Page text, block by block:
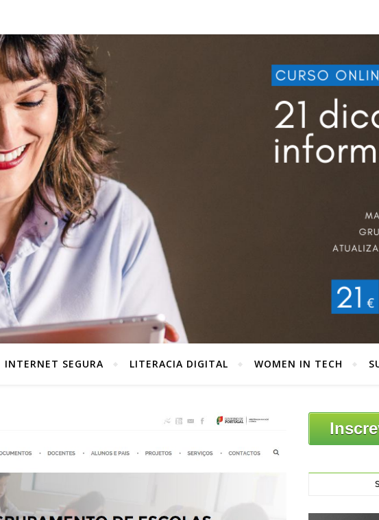
INTERNET SEGURA LITERACIA DIGITAL WOMEN IN TECH